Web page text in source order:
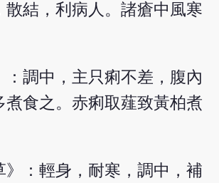
散結，利病人。諸瘡中風寒
：調中，主只痢不差，腹內
煮食之。赤痢取薤致黃柏煮
》：輕身，耐寒，調中，補